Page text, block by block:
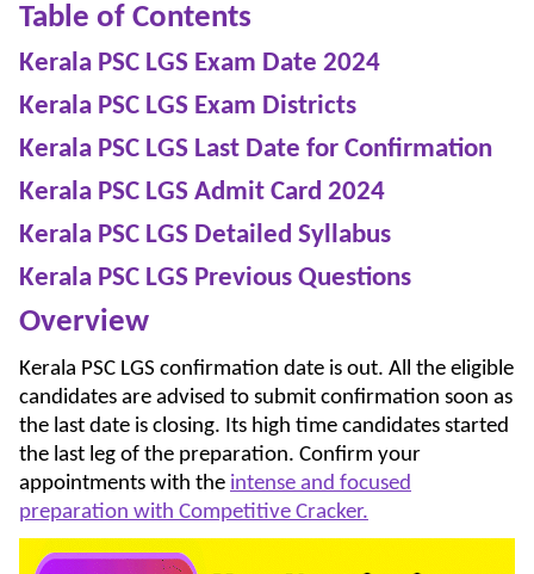
Table of Contents
Kerala PSC LGS Exam Date 2024
Kerala PSC LGS Exam Districts
Kerala PSC LGS Last Date for Confirmation
Kerala PSC LGS Admit Card 2024
Kerala PSC LGS Detailed Syllabus
Kerala PSC LGS Previous Questions
Overview
Kerala PSC LGS confirmation date is out. All the eligible
candidates are advised to submit confirmation soon as
the last date is closing. Its high time candidates started
the last leg of the preparation. Confirm your
appointments with the intense and focused
preparation with Competitive Cracker.